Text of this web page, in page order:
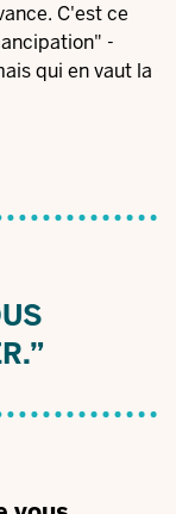
C'est ce
-
qui en vaut la